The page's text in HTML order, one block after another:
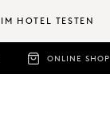
IM HOTEL TESTEN
ONLINE SHOP